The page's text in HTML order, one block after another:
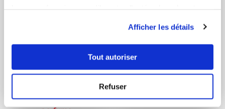
Afficher les détails
Tout autoriser
Refuser
Conseillère Guy Demarle
banane aux 3
Chef Laurent Deregnaucourt
Chef Guy Demarle